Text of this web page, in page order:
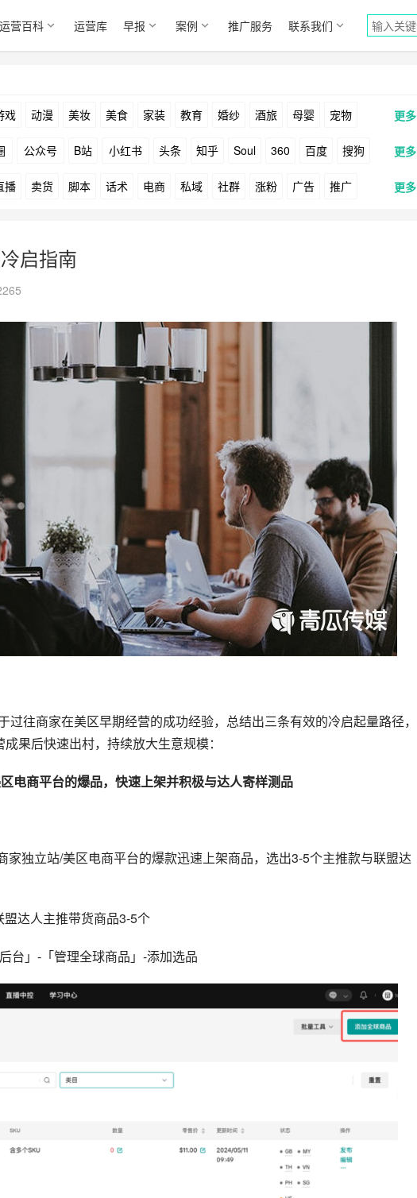
运营百科 运营库 早报 案例 推广服务 联系我们
戏 动漫 美妆 美食 家装 教育 婚纱 酒旅 母婴 宠物
房地产
更多
公众号 B站 小红书 头条 知乎 Soul 360 百度 搜狗
谷歌 Facebook Tiktok YouTube Yahoo Bing
更多
播 卖货 脚本 话术 电商 私域 社群 涨粉 广告 推广 更多
启指南
往商家在美区早期经营的成功经验，总结出三条有效的冷启起量路径，
果后快速出村，持续放大生意规模：
电商平台的爆品，快速上架并积极与达人寄样测品
家独立站/美区电商平台的爆款迅速上架商品，选出3-5个主推款与联盟达
达人主推带货商品3-5个
台」-「管理全球商品」-添加选品